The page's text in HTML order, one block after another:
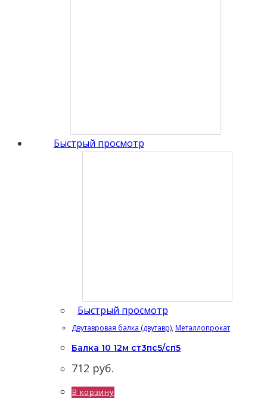
Быстрый просмотр
Быстрый просмотр
Двутавровая балка (двутавр), Металлопрокат
Балка 10 12м ст3пс5/сп5
712 руб.
В корзину